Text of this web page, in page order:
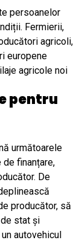
persoanelor
Fermierii,
agricoli,
europene
agricole noi
pentru
următoarele
de finanțare,
De
producător, să
stat și
autovehicul